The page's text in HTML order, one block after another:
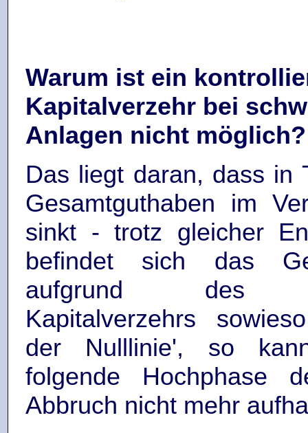
Warum ist ein
Kapitalverzehr bei
Anlagen nicht möglich?
Das liegt daran, dass in
Gesamtguthaben im
sinkt - trotz gleicher
befindet sich das
aufgrund des
Kapitalverzehrs
der Nulllinie', so
folgende Hochphase
Abbruch nicht mehr